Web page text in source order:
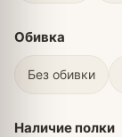
Обивка
Без обивки
Наличие полки